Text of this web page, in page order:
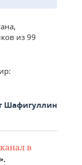
из 99
Шафигуллин
канал в